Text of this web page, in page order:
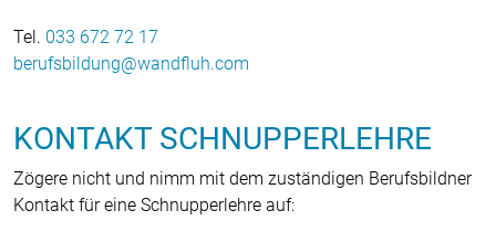
Tel. 033 672 72 17
berufsbildung
wandfluh com
KONTAKT SCHNUPPERLEHRE
Zögere nicht und nimm mit dem zuständigen Berufsbildner
Kontakt für eine Schnupperlehre auf: